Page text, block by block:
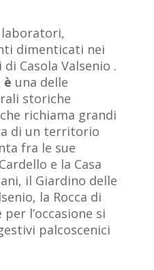
dimenticati nei
di Casola Valsenio .
è una delle
storiche
richiama grandi
di un territorio
fra le sue
e la Casa
il Giardino delle
la Rocca di
l’occasione si
palcoscenici